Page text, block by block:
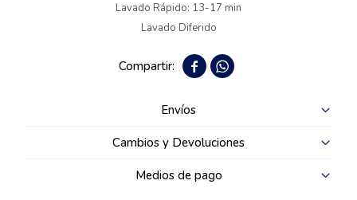
Lavado Rápido: 13-17 min
Lavado Diferido
 
Envíos
Cambios y Devoluciones
Medios de pago